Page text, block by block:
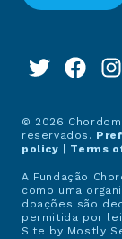
© 2026
reservados.
policy
Terms
A Fundação
como uma
doações são
permitida por
Site by Mostly